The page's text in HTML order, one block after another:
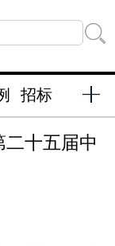
招标
十五届中